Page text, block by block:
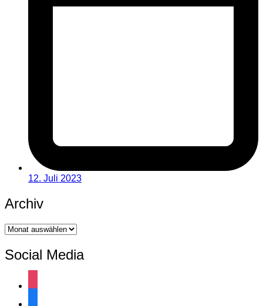
12. Juli 2023
Archiv
Archiv
Social Media